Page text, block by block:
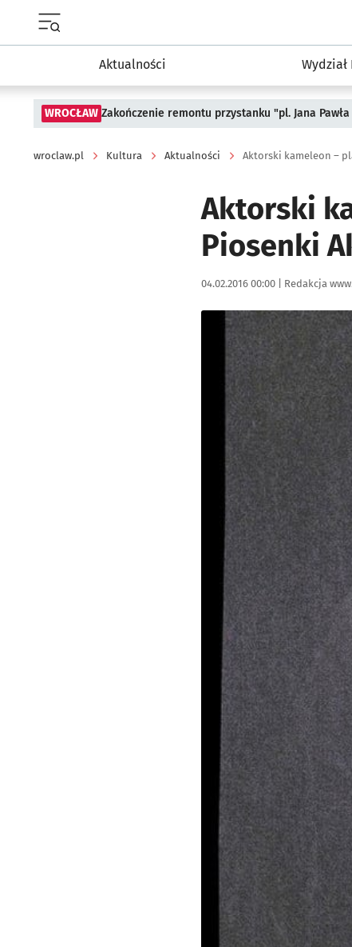
Aktualności
WROCŁAW Zakończenie remontu przystanku "pl. Jana
wroclaw.pl Kultura Aktualności Aktorski kameleon –
Aktorski
Piosenki
Data publikacji:
04.02.2016 00:00 | Autor:
Redakcja
Kliknij, aby powiększyć